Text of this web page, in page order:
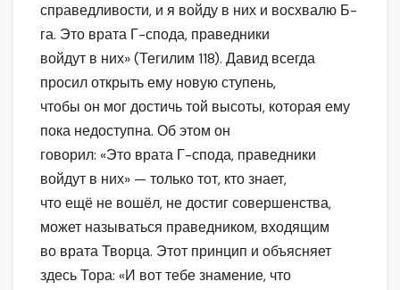
справедливости, и я войду в них и восхвалю Б-
га. Это врата Г-спода, праведники
войдут в них» (Тегилим 118). Давид всегда
просил открыть ему новую ступень,
чтобы он мог достичь той высоты, которая ему
пока недоступна. Об этом он
говорил: «Это врата Г-спода, праведники
войдут в них» — только тот, кто знает,
что ещё не вошёл, не достиг совершенства,
может называться праведником, входящим
во врата Творца. Этот принцип и объясняет
здесь Тора: «И вот тебе знамение, что